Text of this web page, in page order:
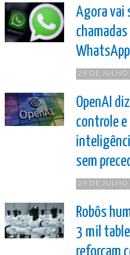
Agora vai
29 DE
OpenAI
controle
sem
29 DE
Robôs
3 mil
reforçam